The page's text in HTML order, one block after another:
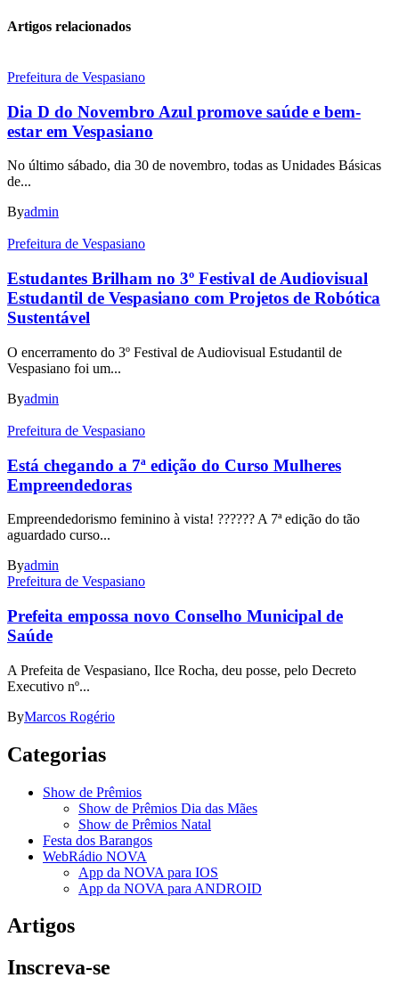
Artigos relacionados
Prefeitura de Vespasiano
Dia D do Novembro Azul promove saúde e bem-
estar em Vespasiano
No último sábado, dia 30 de novembro, todas as Unidades Básicas
de...
Byadmin
Prefeitura de Vespasiano
Estudantes Brilham no 3º Festival de Audiovisual
Estudantil de Vespasiano com Projetos de Robótica
Sustentável
O encerramento do 3º Festival de Audiovisual Estudantil de
Vespasiano foi um...
Byadmin
Prefeitura de Vespasiano
Está chegando a 7ª edição do Curso Mulheres
Empreendedoras
Empreendedorismo feminino à vista! ????‍?? A 7ª edição do tão
aguardado curso...
Byadmin
Prefeitura de Vespasiano
Prefeita empossa novo Conselho Municipal de
Saúde
A Prefeita de Vespasiano, Ilce Rocha, deu posse, pelo Decreto
Executivo nº...
ByMarcos Rogério
Categorias
Show de Prêmios
Show de Prêmios Dia das Mães
Show de Prêmios Natal
Festa dos Barangos
WebRádio NOVA
App da NOVA para IOS
App da NOVA para ANDROID
Artigos
Inscreva-se